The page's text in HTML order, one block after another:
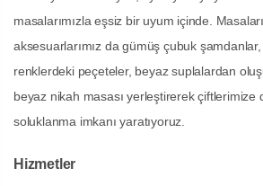
masalarımızla eşsiz bir uyum içinde.
aksesuarlarımız da gümüş çubuk
renklerdeki peçeteler, beyaz suplalardan
beyaz nikah masası yerleştirerek çiftlerimize
soluklanma imkanı yaratıyoruz.
Hizmetler